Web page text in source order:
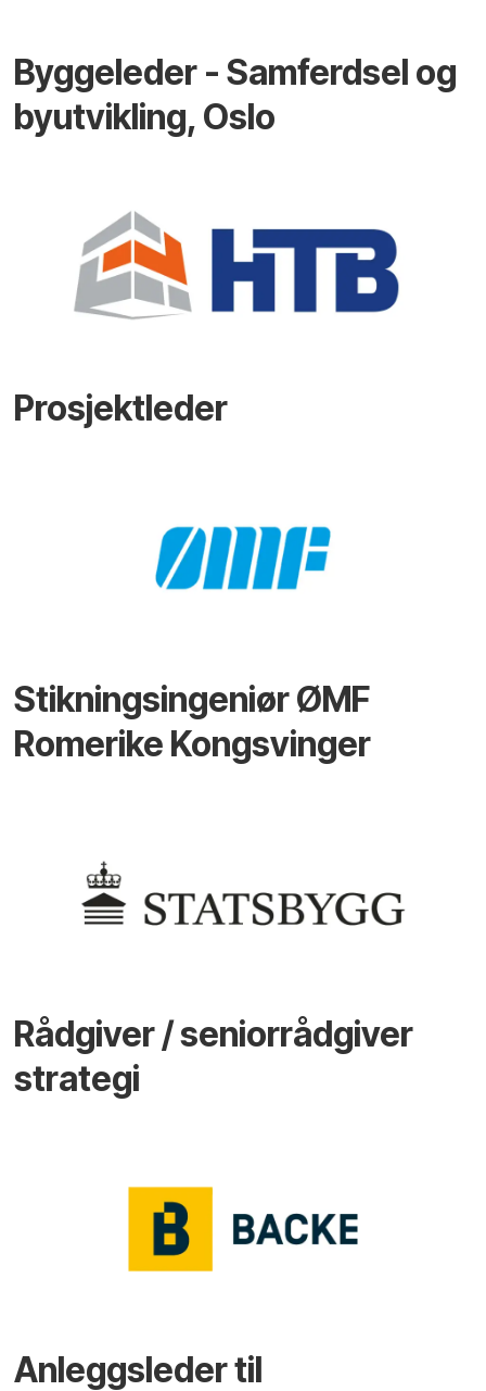
Byggeleder - Samferdsel og
byutvikling, Oslo
Prosjektleder
Stikningsingeniør ØMF
Romerike Kongsvinger
Rådgiver / seniorrådgiver
strategi
Anleggsleder til